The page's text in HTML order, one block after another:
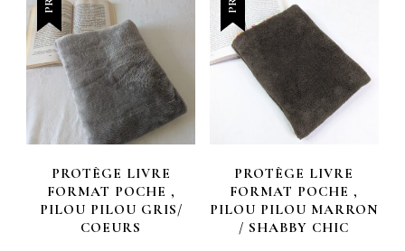
PROTÈGE LIVRE
FORMAT POCHE ,
PILOU PILOU GRIS/
COEURS
PROTÈGE LIVRE
FORMAT POCHE ,
PILOU PILOU MARRON
/ SHABBY CHIC